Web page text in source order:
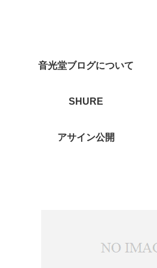
音光堂ブログについて
SHURE
アサイン公開